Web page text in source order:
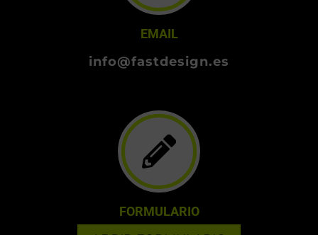
EMAIL
info@fastdesign.es
FORMULARIO